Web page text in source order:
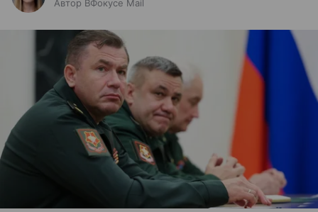
Автор ВФокусе Mail